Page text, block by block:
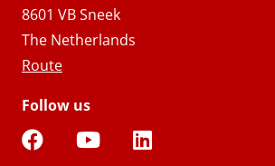
8601 VB Sneek
The Netherlands
Route
Follow us